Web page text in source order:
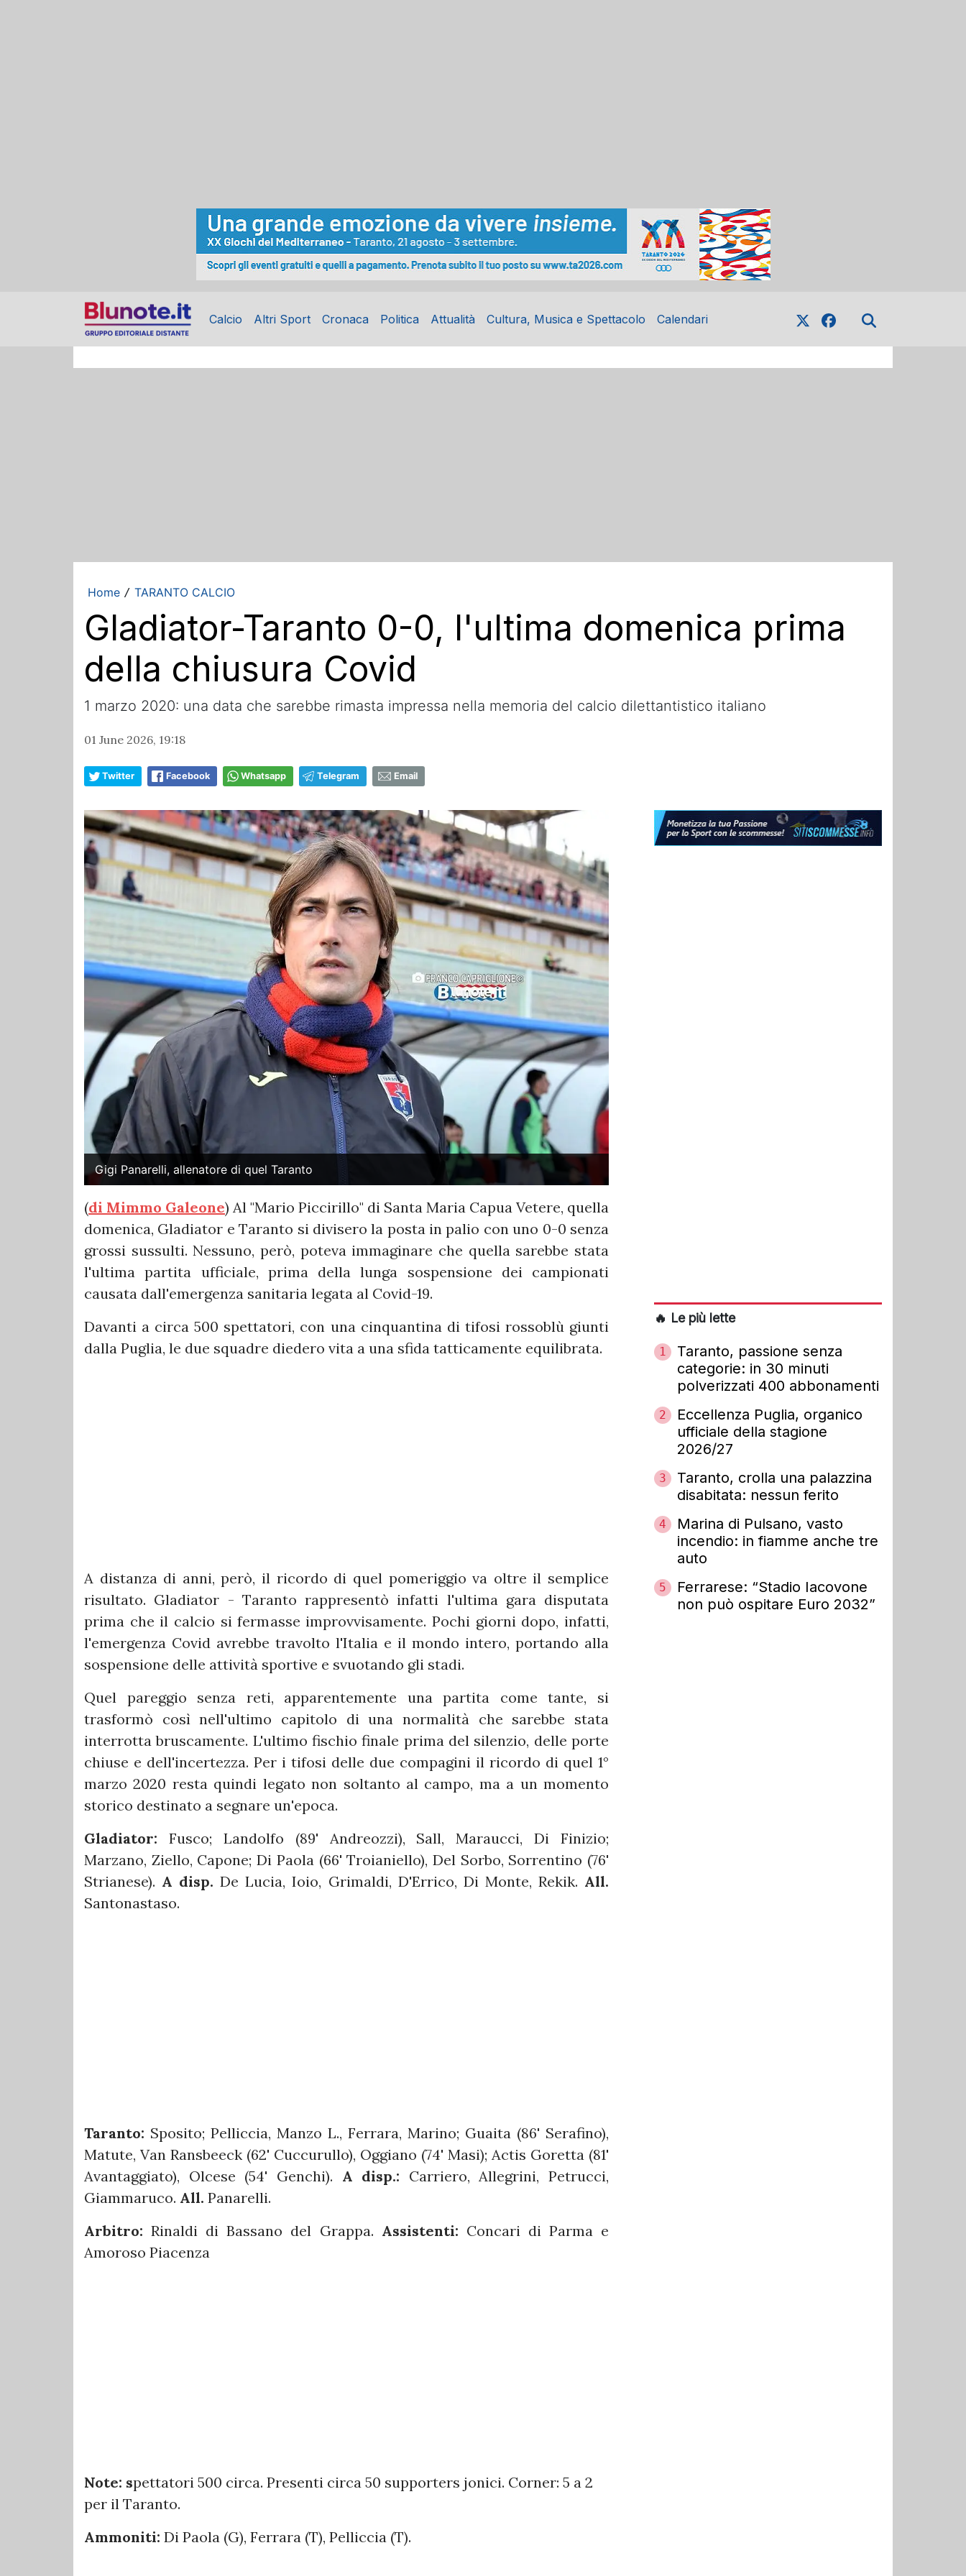
Calcio Altri Sport Cronaca Politica Attualità Cultura, Musica e Spettacolo Calendari
Home / TARANTO CALCIO
Gladiator-Taranto 0-0, l'ultima domenica prima
della chiusura Covid
1 marzo 2020: una data che sarebbe rimasta impressa nella memoria del calcio dilettantistico italiano
01 June 2026, 19:18
Twitter Facebook Whatsapp Telegram Email
Gigi Panarelli, allenatore di quel Taranto
(di Mimmo Galeone) Al "Mario Piccirillo" di Santa Maria Capua Vetere, quella
domenica, Gladiator e Taranto si divisero la posta in palio con uno 0-0 senza
grossi sussulti. Nessuno, però, poteva immaginare che quella sarebbe stata
l'ultima partita ufficiale, prima della lunga sospensione dei campionati
causata dall'emergenza sanitaria legata al Covid-19.
Davanti a circa 500 spettatori, con una cinquantina di tifosi rossoblù giunti
dalla Puglia, le due squadre diedero vita a una sfida tatticamente equilibrata.
A distanza di anni, però, il ricordo di quel pomeriggio va oltre il semplice
risultato. Gladiator - Taranto rappresentò infatti l'ultima gara disputata
prima che il calcio si fermasse improvvisamente. Pochi giorni dopo, infatti,
l'emergenza Covid avrebbe travolto l'Italia e il mondo intero, portando alla
sospensione delle attività sportive e svuotando gli stadi.
Quel pareggio senza reti, apparentemente una partita come tante, si
trasformò così nell'ultimo capitolo di una normalità che sarebbe stata
interrotta bruscamente. L'ultimo fischio finale prima del silenzio, delle porte
chiuse e dell'incertezza. Per i tifosi delle due compagini il ricordo di quel 1°
marzo 2020 resta quindi legato non soltanto al campo, ma a un momento
storico destinato a segnare un'epoca.
Gladiator: Fusco; Landolfo (89' Andreozzi), Sall, Maraucci, Di Finizio;
Marzano, Ziello, Capone; Di Paola (66' Troianiello), Del Sorbo, Sorrentino (76'
Strianese). A disp.De Lucia, Ioio, Grimaldi, D'Errico, Di Monte, Rekik. All.
Santonastaso.
Taranto: Sposito; Pelliccia, Manzo L., Ferrara, Marino; Guaita (86' Serafino),
Matute, Van Ransbeeck (62' Cuccurullo), Oggiano (74' Masi); Actis Goretta (81'
Avantaggiato), Olcese (54' Genchi). A disp.: Carriero, Allegrini, Petrucci,
Giammaruco. All. Panarelli.
Arbitro: Rinaldi di Bassano del Grappa. Assistenti: Concari di Parma e
Amoroso Piacenza
Note: spettatori 500 circa. Presenti circa 50 supporters jonici. Corner: 5 a 2
per il Taranto.
Ammoniti: Di Paola (G), Ferrara (T), Pelliccia (T).
🔥 Le più lette
1
Taranto, passione senza
categorie: in 30 minuti
polverizzati 400 abbonamenti
2
Eccellenza Puglia, organico
ufficiale della stagione
2026/27
3
Taranto, crolla una palazzina
disabitata: nessun ferito
4
Marina di Pulsano, vasto
incendio: in fiamme anche tre
auto
5
Ferrarese: “Stadio Iacovone
non può ospitare Euro 2032”